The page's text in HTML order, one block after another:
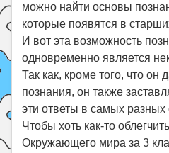
можно найти основы
которые появятся в
И вот эта возможность
одновременно является
Так как, кроме того, что он
познания, он также
эти ответы в самых
Чтобы хоть как-то
Окружающего мира за 3